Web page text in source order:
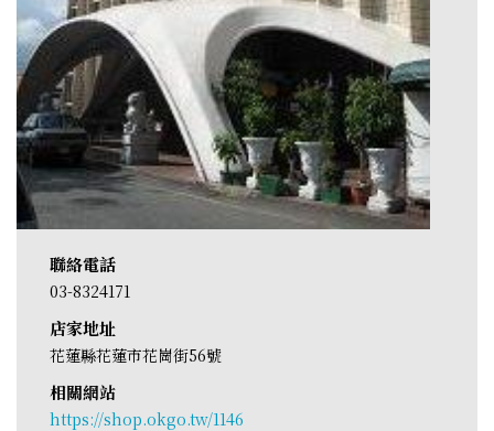
聯絡電話
03-8324171
店家地址
花蓮縣花蓮市花崗街56號
相關網站
https://shop.okgo.tw/1146